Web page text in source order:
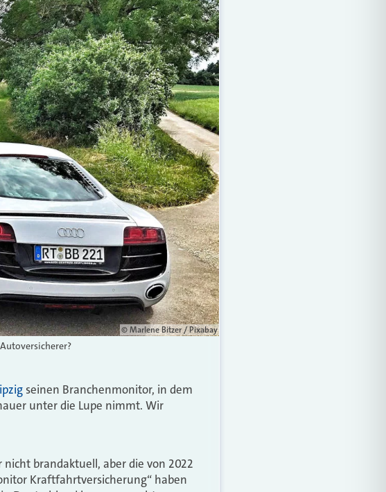
© Marlene Bitzer / Pixabay
seinen Branchenmonitor, in dem
unter die Lupe nimmt. Wir
nicht brandaktuell, aber die von 2022
Kraftfahrtversicherung“ haben